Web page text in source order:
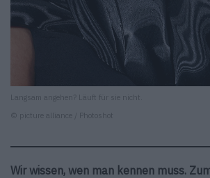
Langsam angehen? Läuft für sie nicht.
© picture alliance / Photoshot
Wir wissen, wen man kennen muss.